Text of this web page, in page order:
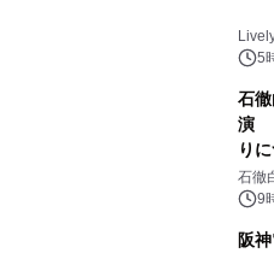
5
石
演
り
石徹
9
阪